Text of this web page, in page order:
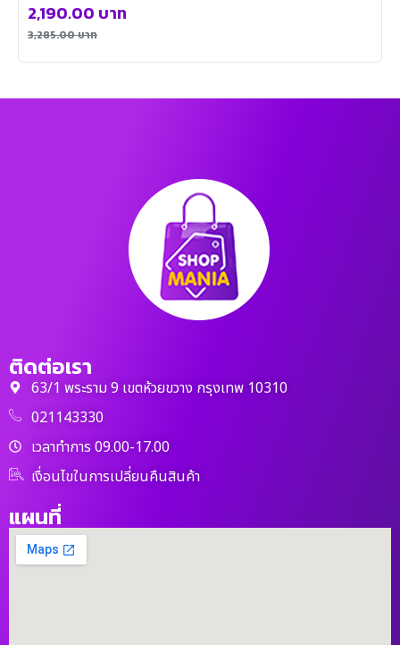
3,285.00บาท
2,190.00 บาท
ติดต่อเรา
63/1 พระราม 9 เขตห้วยขวาง กรุงเทพ 10310
021143330
เวลาทำการ 09.00-17.00
เงื่อนไขในการเปลี่ยนคืนสินค้า
แผนที่